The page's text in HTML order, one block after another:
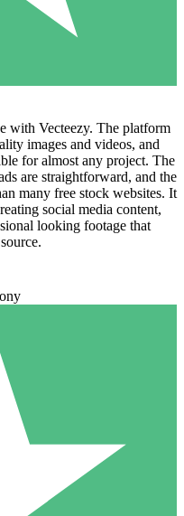
with Vecteezy. The platform
images and videos, and
for almost any project. The
are straightforward, and the
many free stock websites. It
social media content,
looking footage that